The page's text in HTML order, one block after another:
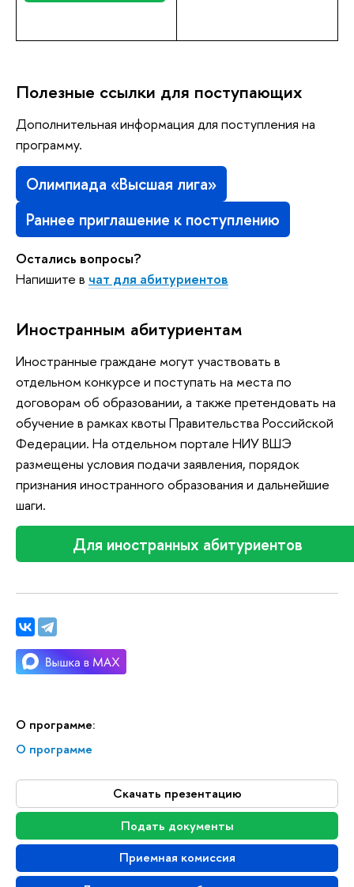
О программе:
О программе
Скачать презентацию
Подать документы
Приемная комиссия
Полезные ссылки для поступающих
Дополнительная информация для поступления на
программу.
Олимпиада «Высшая лига»
Раннее приглашение к поступлению
Остались вопросы?
Напишите в чат для абитуриентов
Иностранным абитуриентам
Иностранные граждане могут участвовать в
отдельном конкурсе и поступать на места по
договорам об образовании, а также претендовать на
обучение в рамках квоты Правительства Российской
Федерации. На отдельном портале НИУ ВШЭ
размещены условия подачи заявления, порядок
признания иностранного образования и дальнейшие
шаги.
Для иностранных абитуриентов